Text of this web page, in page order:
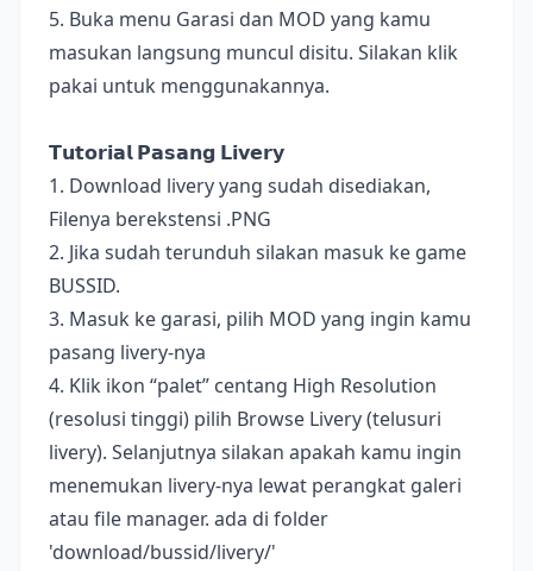
5. Buka menu Garasi dan MOD yang kamu
masukan langsung muncul disitu. Silakan klik
pakai untuk menggunakannya.
𝗧𝘂𝘁𝗼𝗿𝗶𝗮𝗹 𝗣𝗮𝘀𝗮𝗻𝗴 𝗟𝗶𝘃𝗲𝗿𝘆
1. Download livery yang sudah disediakan,
Filenya berekstensi .PNG
2. Jika sudah terunduh silakan masuk ke game
BUSSID.
3. Masuk ke garasi, pilih MOD yang ingin kamu
pasang livery-nya
4. Klik ikon “palet” centang High Resolution
(resolusi tinggi) pilih Browse Livery (telusuri
livery). Selanjutnya silakan apakah kamu ingin
menemukan livery-nya lewat perangkat galeri
atau file manager. ada di folder
'download/bussid/livery/'